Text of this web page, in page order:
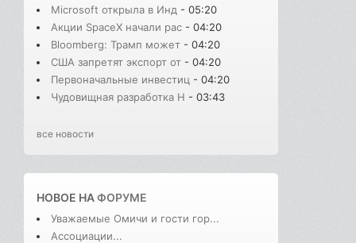
Microsoft открыла в Инд - 05:20
Акции SpaceX начали рас - 04:20
Bloomberg: Трамп может - 04:20
США запретят экспорт от - 04:20
Первоначальные инвестиц - 04:20
Чудовищная разработка H - 03:43
все новости
НОВОЕ НАФОРУМЕ
Уважаемые Омичи и гости гор...
Ассоциации...